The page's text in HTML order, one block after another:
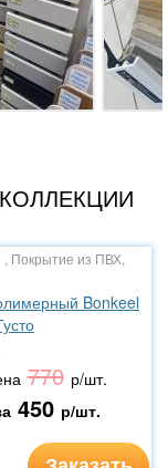
Покрытие из ПВХ,
Bonkeel
770 р/шт.
450 р/шт.